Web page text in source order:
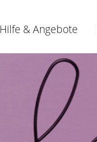
Hilfe & Angebote